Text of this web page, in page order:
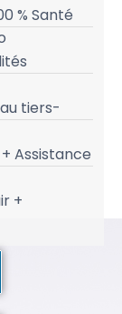
% Santé
tiers-
Assistance
+